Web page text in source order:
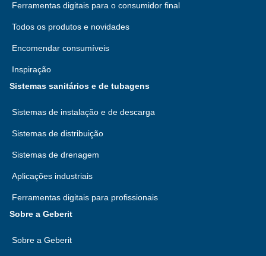
Ferramentas digitais para o consumidor final
Todos os produtos e novidades
Encomendar consumíveis
Inspiração
Sistemas sanitários e de tubagens
Sistemas de instalação e de descarga
Sistemas de distribuição
Sistemas de drenagem
Aplicações industriais
Ferramentas digitais para profissionais
Sobre a Geberit
Sobre a Geberit